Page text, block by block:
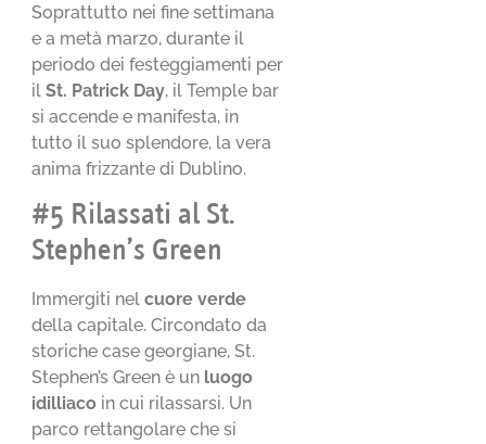
Soprattutto nei fine settimana
e a metà marzo, durante il
periodo dei festeggiamenti per
ilSt. Patrick Day, il Temple bar
si accende e manifesta, in
tutto il suo splendore, la vera
anima frizzante di Dublino.
#5 Rilassati al St.
Stephen’s Green
Immergiti nelcuore verde
della capitale. Circondato da
storiche case georgiane, St.
Stephen’s Green è un luogo
idilliaco in cui rilassarsi. Un
parco rettangolare che si